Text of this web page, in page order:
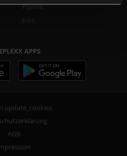
Porträt
Jobs
APPS
AGB